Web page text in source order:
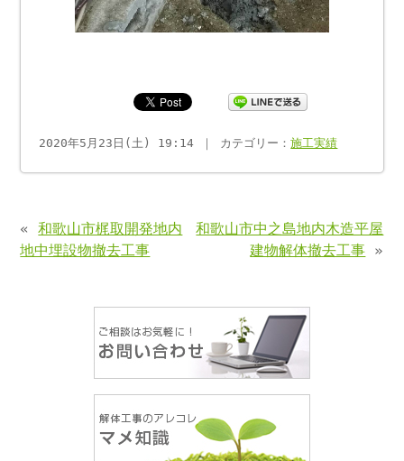
2020年5月23日(土) 19:14 ｜ カテゴリー：施工実績
«和歌山市梶取開発地内
地中埋設物撤去工事
和歌山市中之島地内木造平屋
建物解体撤去工事 »